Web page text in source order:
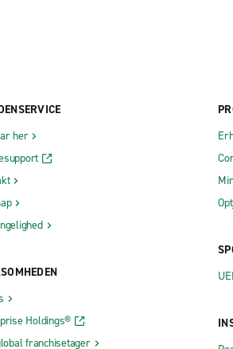
her
Holdings®
franchisetager